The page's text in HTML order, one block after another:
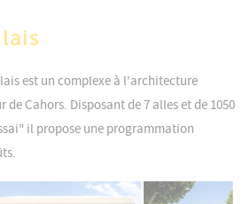
est un complexe à l'architecture
Cahors. Disposant de 7 alles et de 1050
il propose une programmation